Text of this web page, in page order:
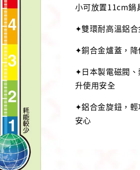
小可放置11cm鍋
✦雙環耐高溫鋁
✦銅合金爐蓋，
✦日本製電磁閥
升使用安全
✦鋁合金旋鈕，
安心